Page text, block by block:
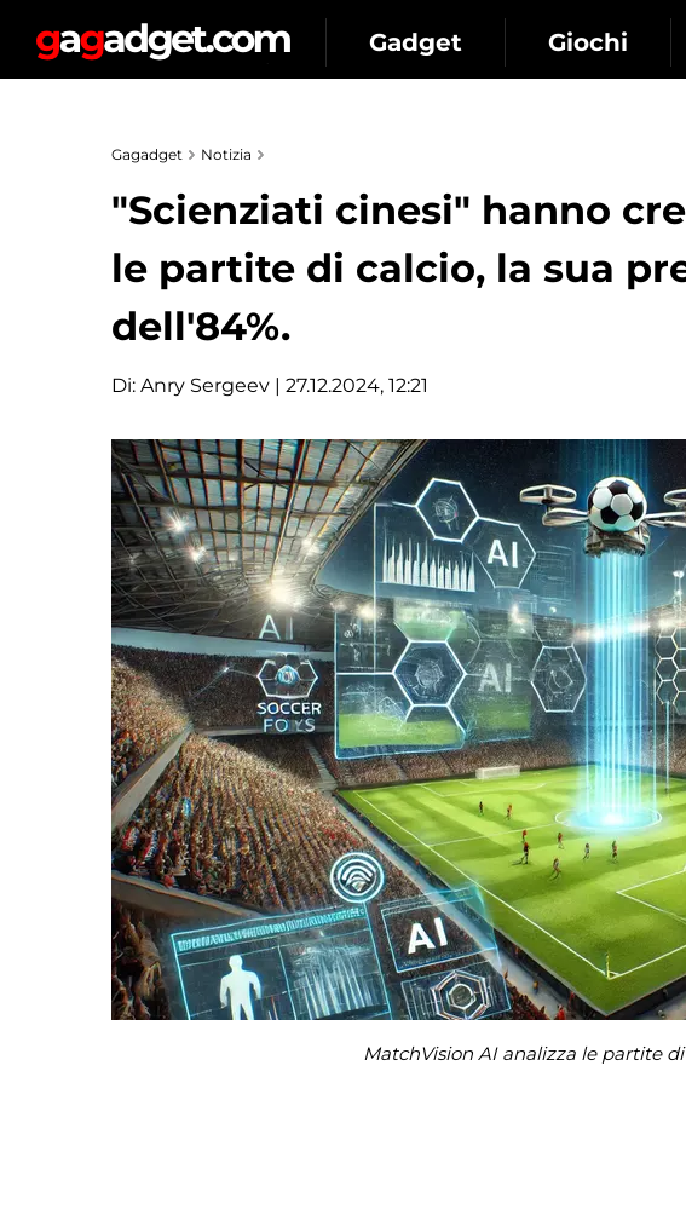
Gadget Giochi
Gagadget Notizia
"Scienziati cinesi" hanno
le partite di calcio, la sua
dell'84%.
Di: Anry Sergeev | 27.12.2024, 12:21
MatchVision AI analizza le partite